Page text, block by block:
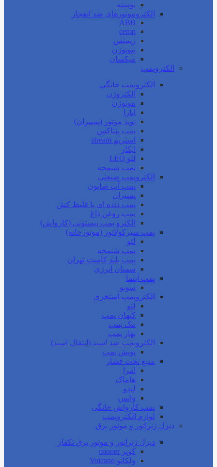
پوسته
الکتروموتورهای ضد انفجار
ABB
cemp
زیمنس
موتوژن
میکسان
الکتروپمپ
الکتروپمپ خانگی
الکتروژن
موتوژن
ابارا
نوید موتور (پمپیران)
پمپ پنتاکس
استریم stream
ایکار
لئو LEO
پمپ شیمجه
الکتروپمپ صنعتی
پمپ آب صابون
پمپیران
پمپ دنده ای یا غلیظ کش
پمپ روغن داغ
الکترو پمپ پیستونی (کارواش)
پمپ سیرکولاتور (موتورخانه)
لئو
پمپ شیمجه
پمپ بلند کاست تهران
سمنان انرژی
پمپ آبنما
سوبو
الکتروپمپ استخری
لئو
کیهان پمپ
مک پمپ
بهار پمپ
الکتروپمپ ضد اسید (انتقال اسید)
پویش پمپ
منبع تحت فشار
امرا
هاماک
لیدو
واتس
پمپ کارواش خانگی
لوازم الکتروپمپ
دیزل ژنراتور و موتور برق
دیزل ژنراتور و موتور برق تکفاز
کوپر cooper
ولکانو Volcano